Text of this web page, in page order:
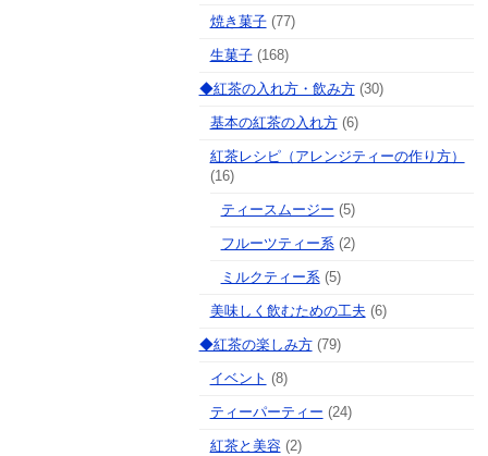
焼き菓子(77)
生菓子(168)
◆紅茶の入れ方・飲み方(30)
基本の紅茶の入れ方(6)
紅茶レシピ（アレンジティーの作り方）
(16)
ティースムージー (5)
フルーツティー系 (2)
ミルクティー系 (5)
美味しく飲むための工夫 (6)
◆紅茶の楽しみ方(79)
イベント (8)
ティーパーティー (24)
紅茶と美容(2)